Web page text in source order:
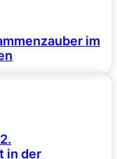
im
in der